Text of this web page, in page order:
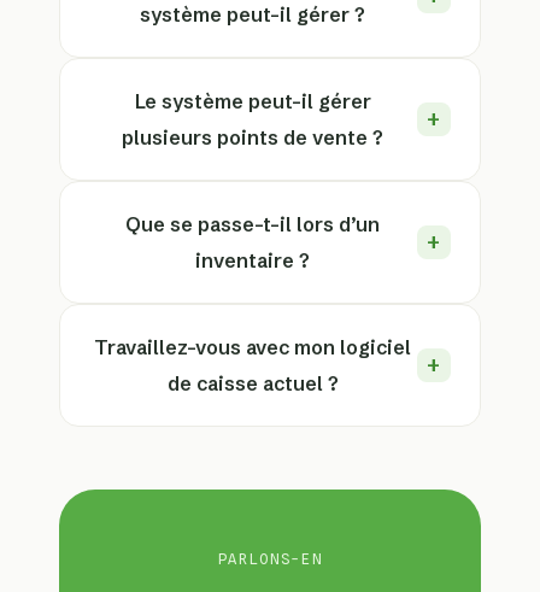
système peut-il gérer ?
Le système peut-il gérer
plusieurs points de vente ?
Que se passe-t-il lors d’un
inventaire ?
Travaillez-vous avec mon logiciel
de caisse actuel ?
PARLONS-EN